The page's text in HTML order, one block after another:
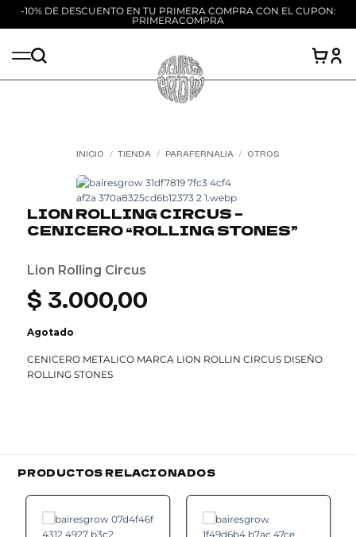
-10% DE DESCUENTO EN TU PRIMERA COMPRA CON EL CUPON:
PRIMERACOMPRA
contenido
INICIO / TIENDA / PARAFERNALIA / OTROS
Add to
LION ROLLING CIRCUS –
CENICERO “ROLLING STONES”
Lion Rolling Circus
$ 3.000,00
Agotado
CENICERO METALICO MARCA LION ROLLIN CIRCUS DISEÑO
ROLLING STONES
PRODUCTOS RELACIONADOS
Add to
wishlist